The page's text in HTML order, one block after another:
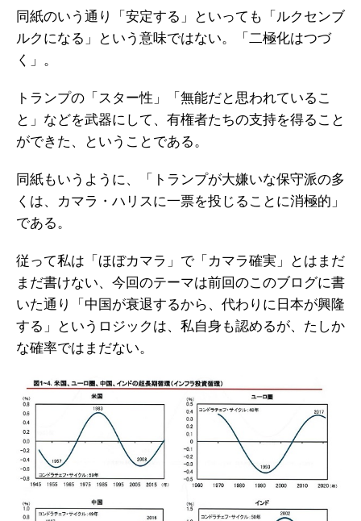
同紙のいう通り「安定する」といっても「ルクセンブ
ルクになる」という意味ではない。「二極化はつづ
く」。
トランプの「スター性」「無能だと思われているこ
と」などを武器にして、有権者たちの支持を得ること
ができた、ということである。
同紙もいうように、「トランプが大嫌いな保守派の多
くは、カマラ・ハリスに一票を投じることに消極的」
である。
従って私は「ほぼカマラ」で「カマラ確実」とはまだ
まだ書けない、今回のテーマは前回のこのブログに書
いた通り「中国が衰退するから、代わりに日本が興隆
する」というロジックは、私自身も認めるが、たしか
な確率ではまだない。